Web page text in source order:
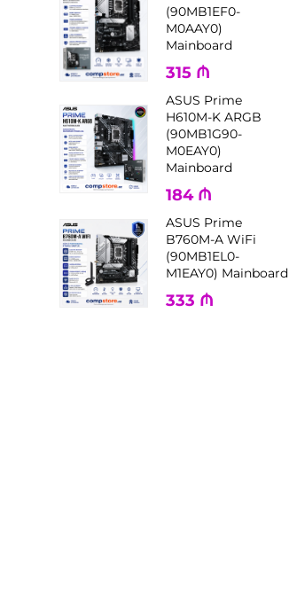
(90MB1EF0-
M0AAY0)
Mainboard
315 ₼
ASUS Prime
H610M-K ARGB
(90MB1G90-
M0EAY0)
Mainboard
184 ₼
ASUS Prime
B760M-A WiFi
(90MB1EL0-
M1EAY0) Mainboard
333 ₼